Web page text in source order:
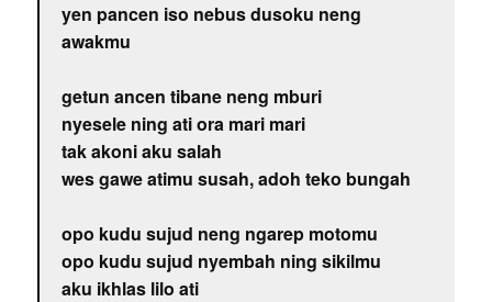
yen pancen iso nebus dusoku neng
awakmu
getun ancen tibane neng mburi
nyesele ning ati ora mari mari
tak akoni aku salah
wes gawe atimu susah, adoh teko bungah
opo kudu sujud neng ngarep motomu
opo kudu sujud nyembah ning sikilmu
aku ikhlas lilo ati